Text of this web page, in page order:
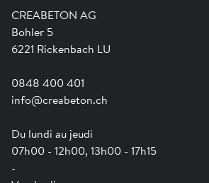
CREABETON AG
Bohler 5
6221 Rickenbach LU
0848 400 401
info@creabeton.ch
Du lundi au jeudi
07h00 - 12h00, 13h00 - 17h15
-
Formation
Aide en ligne
Guide pratique pour la mise en oeuvre
Newsletter
Engagement
Swissness
Ville-éponge